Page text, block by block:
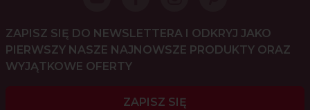
ZAPISZ SIĘ DO NEWSLETTERA I ODKRYJ JAKO
PIERWSZY NASZE NAJNOWSZE PRODUKTY ORAZ
WYJĄTKOWE OFERTY
ZAPISZ SIĘ